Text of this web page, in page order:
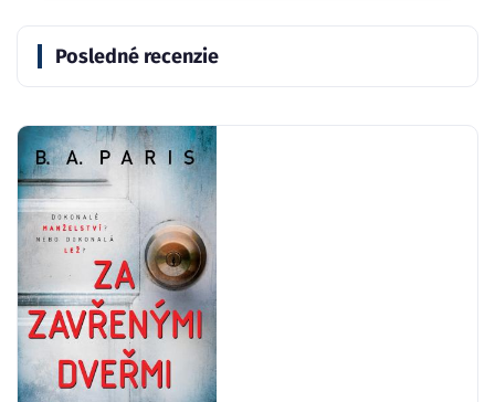
Posledné recenzie